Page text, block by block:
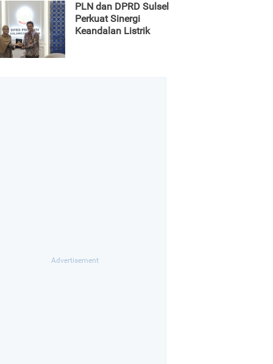
PLN dan DPRD Sulsel
Perkuat Sinergi
Keandalan Listrik